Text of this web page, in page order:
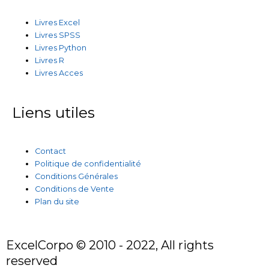
Livres Excel
Livres SPSS
Livres Python
Livres R
Livres Acces
Liens utiles
Contact
Politique de confidentialité
Conditions Générales
Conditions de Vente
Plan du site
ExcelCorpo © 2010 - 2022, All rights
reserved